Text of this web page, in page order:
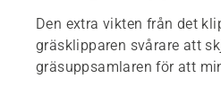
Den extra vikten från det
gräsklipparen svårare att
gräsuppsamlaren för att